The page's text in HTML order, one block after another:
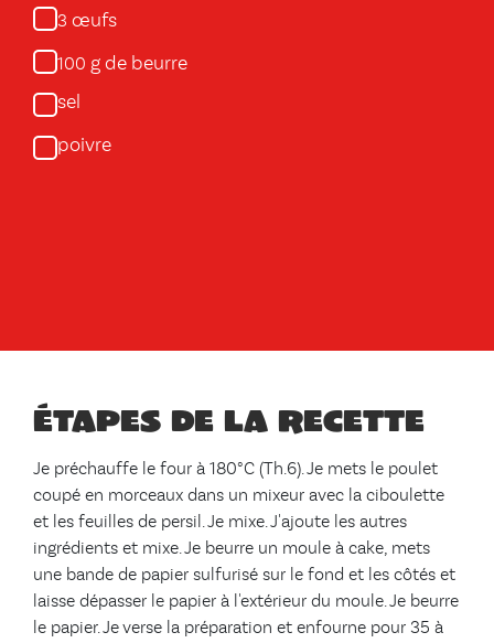
3 œufs
100 g de beurre
sel
poivre
Étapes de la recette
Je préchauffe le four à 180°C (Th.6). Je mets le poulet
coupé en morceaux dans un mixeur avec la ciboulette
et les feuilles de persil. Je mixe. J'ajoute les autres
ingrédients et mixe. Je beurre un moule à cake, mets
une bande de papier sulfurisé sur le fond et les côtés et
laisse dépasser le papier à l'extérieur du moule. Je beurre
le papier. Je verse la préparation et enfourne pour 35 à